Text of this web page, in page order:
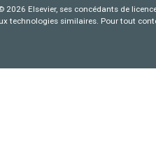
2026 Elsevier, ses concédants de
technologies similaires. Pour tout